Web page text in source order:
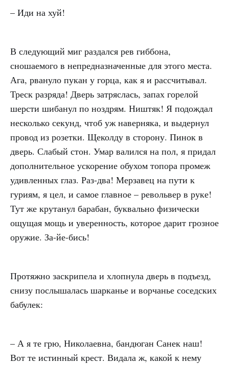
– Иди на хуй!
В следующий миг раздался рев гиббона,
сношаемого в непредназначенные для этого места.
Ага, рвануло пукан у горца, как я и рассчитывал.
Треск разряда! Дверь затряслась, запах горелой
шерсти шибанул по ноздрям. Ништяк! Я подождал
несколько секунд, чтоб уж наверняка, и выдернул
провод из розетки. Щеколду в сторону. Пинок в
дверь. Слабый стон. Умар валился на пол, я придал
дополнительное ускорение обухом топора промеж
удивленных глаз. Раз-два! Мерзавец на пути к
гуриям, я цел, и самое главное – револьвер в руке!
Тут же крутанул барабан, буквально физически
ощущая мощь и уверенность, которое дарит грозное
оружие. За-йе-бись!
Протяжно заскрипела и хлопнула дверь в подъезд,
снизу послышалась шарканье и ворчанье соседских
бабулек:
– А я те грю, Николаевна, бандюган Санек наш!
Вот те истинный крест. Видала ж, какой к нему